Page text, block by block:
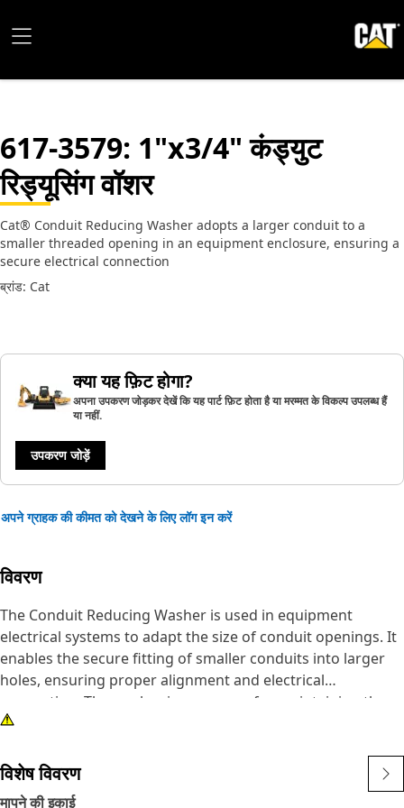
617-3579: 1"x3/4" कंड्युट
रिड्यूसिंग वॉशर
Cat® Conduit Reducing Washer adopts a larger conduit to a
smaller threaded opening in an equipment enclosure, ensuring a
secure electrical connection
ब्रांड: Cat
क्या यह फ़िट होगा?
अपना उपकरण जोड़कर देखें कि यह पार्ट फ़िट होता है या मरम्मत के विकल्प उपलब्ध हैं
या नहीं.
उपकरण जोड़ें
अपने ग्राहक की कीमत को देखने के लिए लॉग इन करें
विवरण
The Conduit Reducing Washer is used in equipment
electrical systems to adapt the size of conduit openings. It
enables the secure fitting of smaller conduits into larger
holes, ensuring proper alignment and electrical
connection. The washer is necessary for maintaining the
integrity and safety of electrical installations within
विशेष विवरण
मापने की इकाई